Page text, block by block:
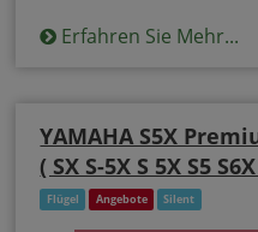
Erfahren Sie Mehr...
YAMAHA S5X
( SX S-5X S 5X S5
Flügel Angebote Silent